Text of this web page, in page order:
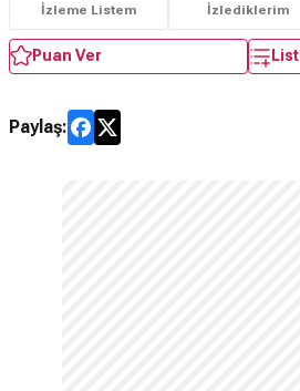
İzleme Listem İzlediklerim
Puan Ver
Paylaş: